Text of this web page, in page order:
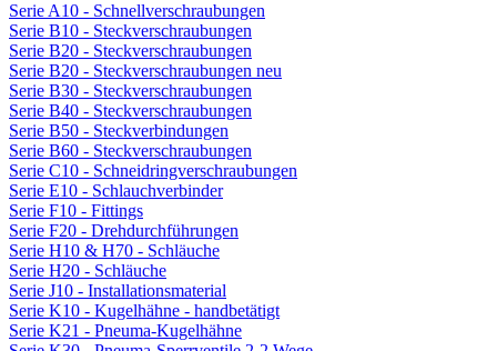
Serie A10 - Schnellverschraubungen
Serie B10 - Steckverschraubungen
Serie B20 - Steckverschraubungen
Serie B20 - Steckverschraubungen neu
Serie B30 - Steckverschraubungen
Serie B40 - Steckverschraubungen
Serie B50 - Steckverbindungen
Serie B60 - Steckverschraubungen
Serie C10 - Schneidringverschraubungen
Serie E10 - Schlauchverbinder
Serie F10 - Fittings
Serie F20 - Drehdurchführungen
Serie H10 & H70 - Schläuche
Serie H20 - Schläuche
Serie J10 - Installationsmaterial
Serie K10 - Kugelhähne - handbetätigt
Serie K21 - Pneuma-Kugelhähne